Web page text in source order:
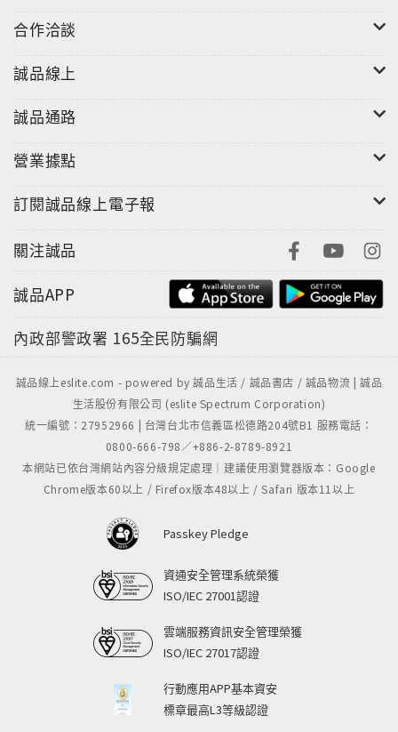
合作洽談
誠品線上
誠品通路
營業據點
訂閱誠品線上電子報
關注誠品
誠品APP
內政部警政署 165全民防騙網
誠品線上eslite.com - powered by 誠品生活 / 誠品書店 / 誠品物流 | 誠品
生活股份有限公司 (eslite Spectrum Corporation)
統一編號：27952966 | 台灣台北市信義區松德路204號B1 服務電話：
0800-666-798／+886-2-8789-8921
本網站已依台灣網站內容分級規定處理｜建議使用瀏覽器版本：Google
Chrome版本60以上 / Firefox版本48以上 / Safari 版本11以上
Passkey Pledge
資通安全管理系統榮獲
ISO/IEC 27001認證
雲端服務資訊安全管理榮獲
ISO/IEC 27017認證
行動應用APP基本資安
標章最高L3等級認證